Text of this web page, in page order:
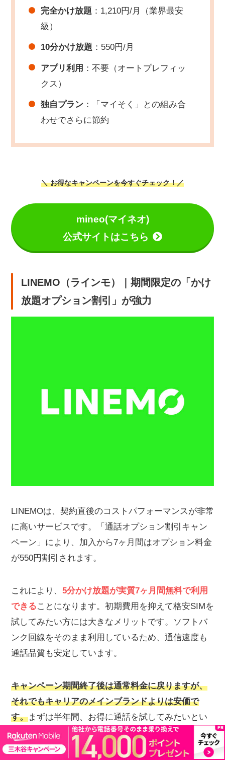
完全かけ放題 ：1,210円/月（業界最安
級）
10分かけ放題 ：550円/月
アプリ利用 ：不要（オートプレフィッ
クス）
独自プラン ：「マイそく」との組み合
わせでさらに節約
＼ お得なキャンペーンを今すぐチェック！／
mineo(マイネオ)
公式サイトはこちら
LINEMO（ラインモ）｜期間限定の「かけ
放題オプション割引」が強力
LINEMOは、契約直後のコストパフォーマンスが非常
に高いサービスです。「通話オプション割引キャン
ペーン」により、加入から7ヶ月間はオプション料金
が550円割引されます。
これにより、 5分かけ放題が実質7ヶ月間無料で利用
できることになります。初期費用を抑えて格安SIMを
試してみたい方には大きなメリットです。ソフトバ
ンク回線をそのまま利用しているため、通信速度も
通話品質も安定しています。
キャンペーン期間終了後は通常料金に戻りますが、
それでもキャリアのメインブランドよりは安価で
す。まずは半年間、お得に通話を試してみたいとい
う方におすすめの選択肢です。